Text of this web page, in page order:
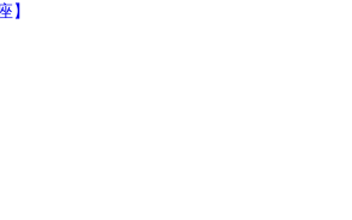
】